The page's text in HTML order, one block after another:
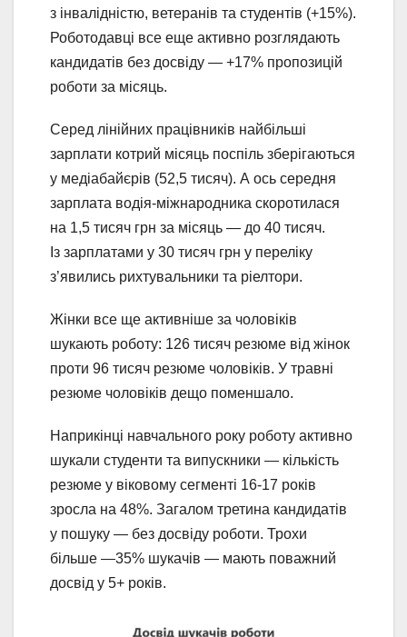
з інвалідністю, ветеранів та студентів (+15%).
Роботодавці все еще активно розглядають
кандидатів без досвіду — +17% пропозицій
роботи за місяць.
Серед лінійних працівників найбільші
зарплати котрий місяць поспіль зберігаються
у медіабайєрів (52,5 тисяч). А ось середня
зарплата водія-міжнародника скоротилася
на 1,5 тисяч грн за місяць — до 40 тисяч.
Із зарплатами у 30 тисяч грн у переліку
з’явились рихтувальники та ріелтори.
Жінки все ще активніше за чоловіків
шукають роботу: 126 тисяч резюме від жінок
проти 96 тисяч резюме чоловіків. У травні
резюме чоловіків дещо поменшало.
Наприкінці навчального року роботу активно
шукали студенти та випускники — кількість
резюме у віковому сегменті 16-17 років
зросла на 48%. Загалом третина кандидатів
у пошуку — без досвіду роботи. Трохи
більше —35% шукачів — мають поважний
досвід у 5+ років.